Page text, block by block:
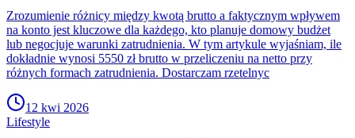
Zrozumienie różnicy między kwotą brutto a faktycznym wpływem
na konto jest kluczowe dla każdego, kto planuje domowy budżet
lub negocjuje warunki zatrudnienia. W tym artykule wyjaśniam, ile
dokładnie wynosi 5550 zł brutto w przeliczeniu na netto przy
różnych formach zatrudnienia. Dostarczam rzetelnyc
12 kwi 2026
Lifestyle